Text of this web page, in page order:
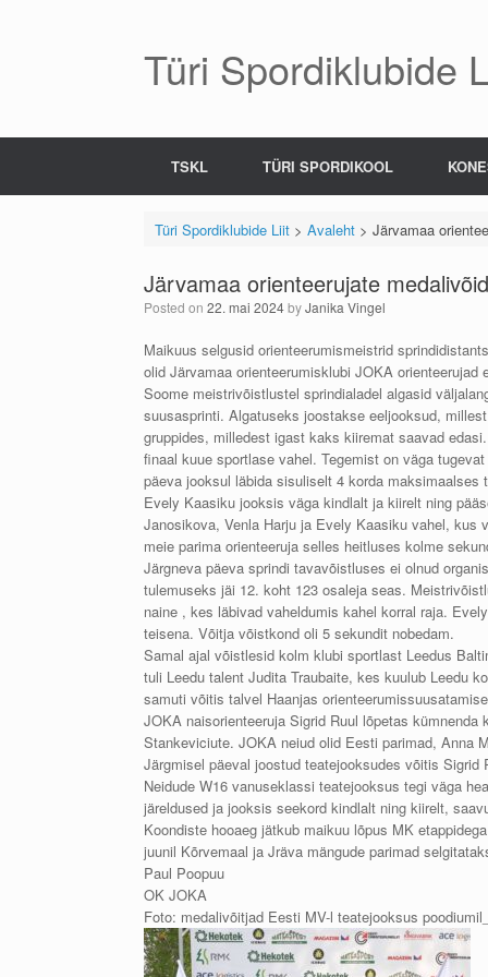
Türi Spordiklubide
TSKL TÜRI SPORDIKOOL
Türi Spordiklubide Liit> Avaleht> Järvamaa
Järvamaa orienteerujate
Posted on 22. mai 2024byJanika Vingel
Maikuus selgusid orienteerumismeistrid
olid Järvamaa orienteerumisklubi JOKA orienteerujad
Soome meistrivõistlustel sprindialadel algasid
suusasprinti. Algatuseks joostakse eeljooksud,
gruppides, milledest igast kaks kiiremat saavad
finaal kuue sportlase vahel. Tegemist on väga
päeva jooksul läbida sisuliselt 4 korda
Evely Kaasiku jooksis väga kindlalt ja kiirelt ning
Janosikova, Venla Harju ja Evely Kaasiku vahel,
meie parima orienteeruja selles heitluses kolme
Järgneva päeva sprindi tavavõistluses ei olnud
tulemuseks jäi 12. koht 123 osaleja seas.
naine , kes läbivad vaheldumis kahel korral raja.
teisena. Võitja võistkond oli 5 sekundit nobedam.
Samal ajal võistlesid kolm klubi sportlast Leedus
tuli Leedu talent Judita Traubaite, kes kuulub Leedu
samuti võitis talvel Haanjas
JOKA naisorienteeruja Sigrid Ruul lõpetas
Stankeviciute. JOKA neiud olid Eesti parimad, Anna
Järgmisel päeval joostud teatejooksudes võitis
Neidude W16 vanuseklassi teatejooksus tegi väga
järeldused ja jooksis seekord kindlalt ning kiirelt,
Koondiste hooaeg jätkub maikuu lõpus MK
juunil Kõrvemaal ja Jräva mängude parimad
Paul Poopuu
OK JOKA
Foto: medalivõitjad Eesti MV-l teatejooksus